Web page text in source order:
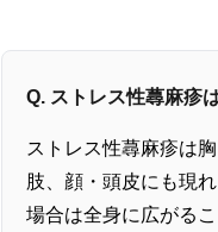
Q. ストレス性蕁麻疹
ストレス性蕁麻疹は
肢、顔・頭皮にも現
場合は全身に広がるこ